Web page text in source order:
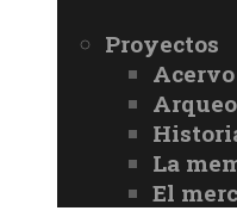
Proyectos
La
El